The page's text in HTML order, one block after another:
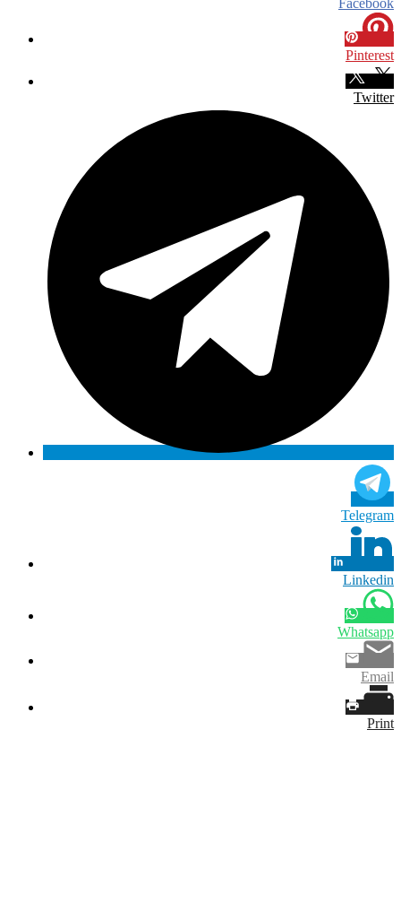
Facebook
Pinterest
Twitter
Telegram
Linkedin
Whatsapp
Email
Print